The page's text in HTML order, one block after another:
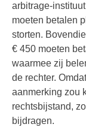
arbitrage-
moeten betalen
storten.
€ 450 moeten
waarmee zij
de rechter.
aanmerking zou
rechtsbijstand,
bijdragen.